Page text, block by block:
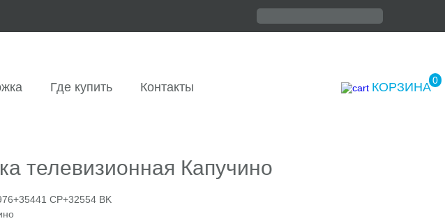
Где купить Контакты КОРЗИНА0
телевизионная Капучино
CP+32554 BK